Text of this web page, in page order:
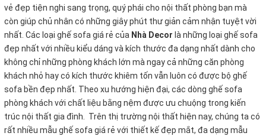
vẻ đẹp tiện nghi sang trọng, quý phái cho nội thất phòng bạn mà
còn giúp chủ nhân có những giây phút thư giản cảm nhận tuyệt vời
nhất. Các loại ghế sofa giá rẻ của Nhà Decor là những loại ghế sofa
đẹp nhất với nhiều kiểu dáng và kích thước đa dạng nhất dành cho
không chỉ những phòng khách lớn mà ngay cả những căn phòng
khách nhỏ hay có kích thước khiêm tốn vẫn luôn có được bộ ghế
sofa bền đẹp nhất. Theo xu hướng hiện đại, các dòng ghế sofa
phòng khách với chất liệu bằng nệm được ưu chuộng trong kiến
trúc nội thất gia đình. Trên thị trường nội thất hiện nay, chúng ta có
rất nhiều mẫu ghế sofa giá rẻ với thiết kế đẹp mắt, đa dạng mẫu